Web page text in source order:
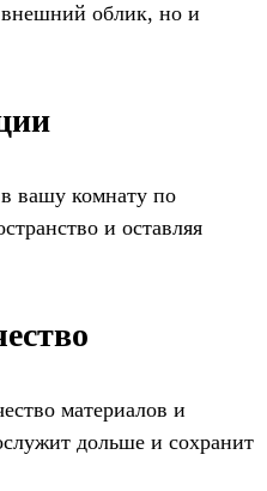
внешний облик, но и
вашу комнату по
и оставляя
материалов и
дольше и сохранит